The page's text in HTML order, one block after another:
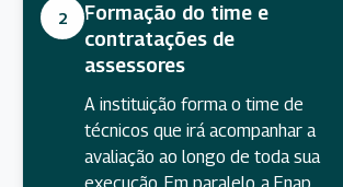
2
Formação do time e
contratações de
assessores
A instituição forma o time de
técnicos que irá acompanhar a
avaliação ao longo de toda sua